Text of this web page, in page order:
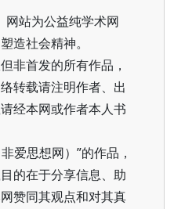
站为公益纯学术网
造社会精神。
非首发的所有作品，
转载请注明作者、出
经本网或作者本人书
爱思想网）”的作品，
的在于分享信息、助
赞同其观点和对其真